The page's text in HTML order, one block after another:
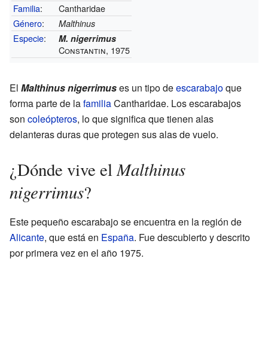
Familia:
Cantharidae
Género: Malthinus
Especie: M. nigerrimus
Constantin, 1975
El Malthinus nigerrimuses un tipo deescarabajoque
forma parte de lafamiliaCantharidae. Los escarabajos
son coleópteros, lo que significa que tienen alas
delanteras duras que protegen sus alas de vuelo.
¿Dónde vive elMalthinus
nigerrimus?
Este pequeño escarabajo se encuentra en la región de
Alicante, que está en España. Fue descubierto y descrito
por primera vez en el año 1975.